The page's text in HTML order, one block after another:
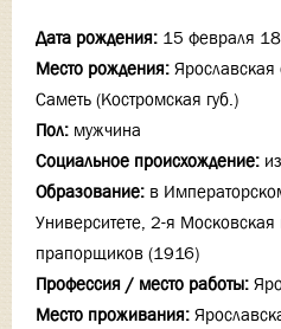
Дата рождения: 15 февраля
Место рождения:
Саметь (Костромская губ.)
Пол: мужчина
Социальное происхождение:
Образование: в
Университете, 2-я
прапорщиков (1916)
Профессия / место работы:
Место проживания: